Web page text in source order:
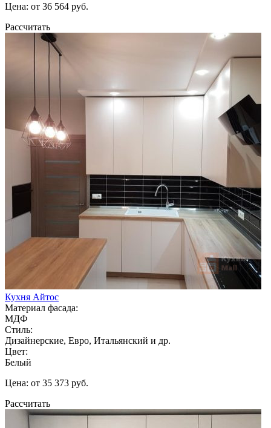
Цена: от 36 564 руб.
Рассчитать
Кухня Айтос
Материал фасада:
МДФ
Стиль:
Дизайнерские, Евро, Итальянский и др.
Цвет:
Белый
Цена: от 35 373 руб.
Рассчитать